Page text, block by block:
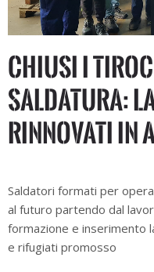
Chiusi i
Saldatura:
rinnovati in
Saldatori formati per
al futuro partendo dal
formazione e inserimento
e rifugiati promosso